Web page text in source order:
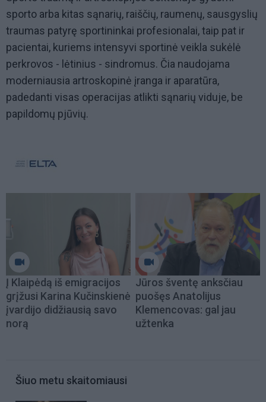
sporto arba kitas sąnarių, raiščių, raumenų, sausgyslių
traumas patyrę sportininkai profesionalai, taip pat ir
pacientai, kuriems intensyvi sportinė veikla sukėlė
perkrovos - lėtinius - sindromus. Čia naudojama
moderniausia artroskopinė įranga ir aparatūra,
padedanti visas operacijas atlikti sąnarių viduje, be
papildomų pjūvių.
Į Klaipėdą iš emigracijos
grįžusi Karina Kučinskienė
įvardijo didžiausią savo
norą
Jūros šventę anksčiau
puošęs Anatolijus
Klemencovas: gal jau
užtenka
Šiuo metu skaitomiausi